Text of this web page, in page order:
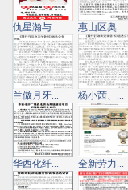
仇星瀚与... 惠山区奥...
兰傲月牙... 杨小茜、...
华西化纤... 全新劳力...